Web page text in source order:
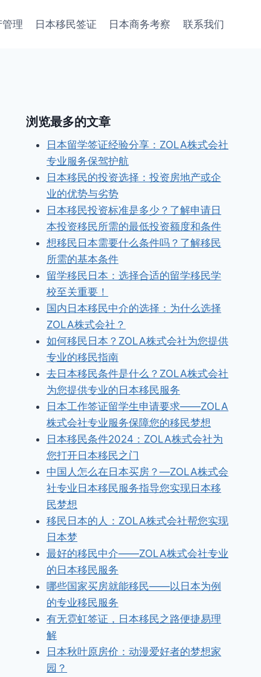
管理 日本移民签证 日本商务考察 联系我们
浏览最多的文章
日本留学签证经验分享：ZOLA株式会社
专业服务保驾护航
日本移民的投资选择：投资房地产或企
业的优势与劣势
日本移民投资标准是多少？了解申请日
本投资移民所需的最低投资额度和条件
想移民日本需要什么条件吗？了解移民
所需的基本条件
留学移民日本：选择合适的留学移民学
校至关重要！
国内日本移民中介的选择：为什么选择
ZOLA株式会社？
如何移民日本？ZOLA株式会社为您提供
专业的移民指南
去日本移民条件是什么？ZOLA株式会社
为您提供专业的日本移民服务
日本工作签证留学生申请要求——ZOLA
株式会社专业服务保障您的移民梦想
日本移民条件2024：ZOLA株式会社为
您打开日本移民之门
中国人怎么在日本买房？—ZOLA株式会
社专业日本移民服务指导您实现日本移
民梦想
移民日本的人：ZOLA株式会社帮您实现
日本梦
最好的移民中介——ZOLA株式会社专业
的日本移民服务
哪些国家买房就能移民——以日本为例
的专业移民服务
有无霓虹签证，日本移民之路便捷易理
解
日本秋叶原房价：动漫爱好者的梦想家
园？